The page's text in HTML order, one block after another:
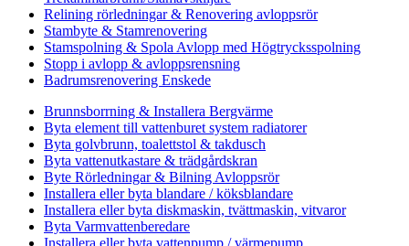
Relining rörledningar & Renovering avloppsrör
Stambyte & Stamrenovering
Stamspolning & Spola Avlopp med Högtrycksspolning
Stopp i avlopp & avloppsrensning
Badrumsrenovering Enskede
Brunnsborrning & Installera Bergvärme
Byta element till vattenburet system radiatorer
Byta golvbrunn, toalettstol & takdusch
Byta vattenutkastare & trädgårdskran
Byte Rörledningar & Bilning Avloppsrör
Installera eller byta blandare / köksblandare
Installera eller byta diskmaskin, tvättmaskin, vitvaror
Byta Varmvattenberedare